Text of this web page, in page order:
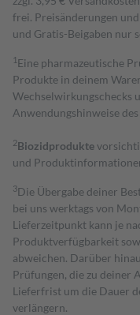
frei. Preisänderungen
und Gratis-Beigaben nur
1 Eine pharmazeutische
Produkte in deinem
Wechselwirkungschecks
Anwendungshinweise
2Biozidprodukte
und
3Die Übergabe deiner
bei uns werktags von
Lieferzeitpunkt kann je
Produktverfügbarkeit
abweichen. Darüber
Prüfungen, die zu deiner
Lieferfrist um die Dauer
verlängern.